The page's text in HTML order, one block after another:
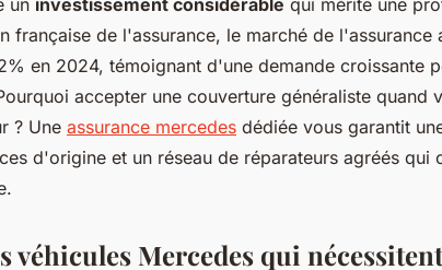
un investissement considérable qui mérite une
française de l'assurance, le marché de l'assurance
en 2024, témoignant d'une demande croissante
accepter une couverture généraliste quand
? Une assurance mercedes dédiée vous garantit
d'origine et un réseau de réparateurs agréés qui
véhicules Mercedes qui